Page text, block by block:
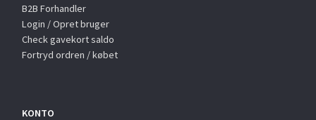
B2B Forhandler
Login / Opret bruger
Check gavekort saldo
Fortryd ordren / købet
KONTO